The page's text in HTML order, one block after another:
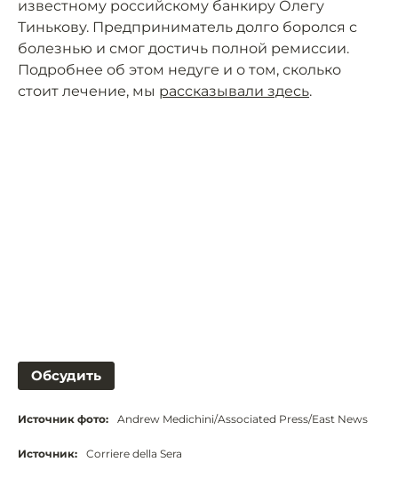
известному российскому банкиру Олегу
Тинькову. Предприниматель долго боролся с
болезнью и смог достичь полной ремиссии.
Подробнее об этом недуге и о том, сколько
стоит лечение, мы рассказывали здесь.
Обсудить
Источник фото: Andrew Medichini/Associated Press/East News
Источник: Corriere della Sera